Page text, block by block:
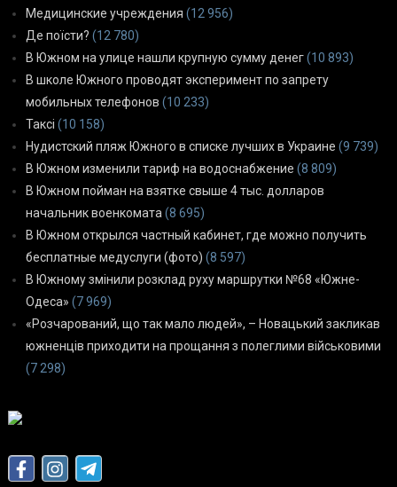
Медицинские учреждения (12 956)
Де поїсти? (12 780)
В Южном на улице нашли крупную сумму денег(10 893)
В школе Южного проводят эксперимент по запрету
мобильных телефонов (10 233)
Таксі (10 158)
Нудистский пляж Южного в списке лучших в Украине (9 739)
В Южном изменили тариф на водоснабжение (8 809)
В Южном пойман на взятке свыше 4 тыс. долларов
начальник военкомата (8 695)
В Южном открылся частный кабинет, где можно получить
бесплатные медуслуги (фото) (8 597)
В Южному змінили розклад руху маршрутки №68 «Южне-
Одеса» (7 969)
«Розчарований, що так мало людей», – Новацький закликав
южненців приходити на прощання з полеглими військовими
(7 298)